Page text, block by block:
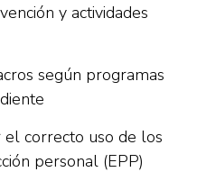
y actividades
según programas
correcto uso de los
personal (EPP)